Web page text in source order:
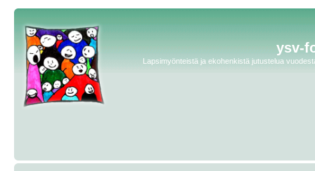
ysv-
Lapsimyönteistä ja ekohenkistä jutustelua